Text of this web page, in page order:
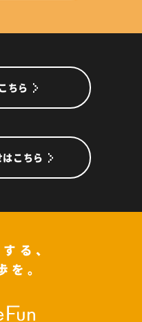
ちら
こちら
る、
を。